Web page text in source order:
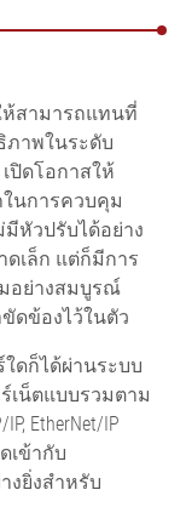
ห้สามารถแทนที่
ภาพในระดับ
ปิดโอกาสให้
นการควบคุม
หัวปรับได้อย่าง
เล็ก แต่ก็มีการ
อย่างสมบูรณ์
ดข้องไว้ในตัว
ใดก็ได้ผ่านระบบ
เน็ตแบบรวมตาม
EtherNet/IP
เข้ากับ
งยิ่งสำหรับ